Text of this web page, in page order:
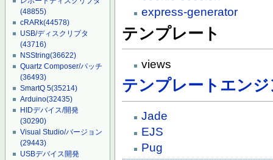
(48855)
cRARk(44578)
USB/ディスクリプタ
(43716)
NSString(36622)
Quartz Composer/パッチ
(36493)
SmartQ 5(35214)
Arduino(32435)
HIDデバイス/開発
(30290)
Visual Studio/バージョン
(29443)
USBデバイス開発
express-generator
テンプレート
views
テンプレートエンジ
Jade
EJS
Pug